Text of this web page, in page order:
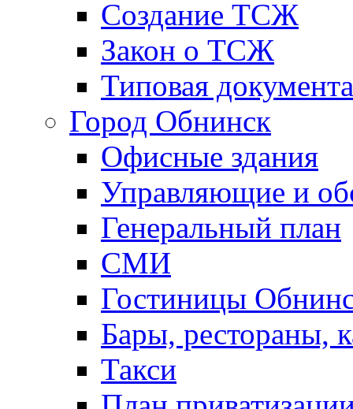
Создание ТСЖ
Закон о ТСЖ
Типовая
Город Обнинск
Офисные здания
Управляющие и
Генеральный план
СМИ
Гостиницы
Бары, рестораны,
Такси